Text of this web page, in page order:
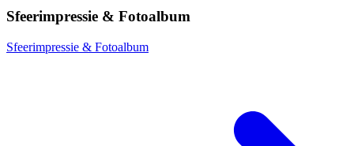
Sfeerimpressie & Fotoalbum
Sfeerimpressie & Fotoalbum